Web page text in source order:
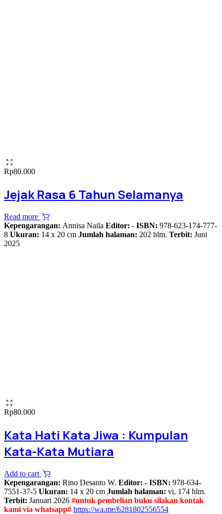
Rp80.000
Jejak Rasa 6 Tahun Selamanya
Read more
Kepengarangan: Annisa Naila Editor: - ISBN: 978-623-174-777-
8 Ukuran: 14 x 20 cm Jumlah halaman: 202 hlm. Terbit: Juni
2025
Rp80.000
Kata Hati Kata Jiwa : Kumpulan
Kata-Kata Mutiara
Add to cart
Kepengarangan: Rino Desanto W. Editor: - ISBN: 978-634-
7551-37-5 Ukuran: 14 x 20 cm Jumlah halaman: vi, 174 hlm.
Terbit: Januari 2026 #untuk pembelian buku silakan kontak
kami via whatsapp# https://wa.me/6281802556554